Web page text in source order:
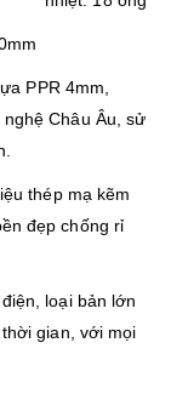
PPR 4mm,
Châu Âu, sử
thép mạ kẽm
đẹp chống rỉ
loại bản lớn
gian, với mọi